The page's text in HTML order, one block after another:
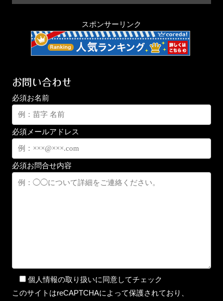
スポンサーリンク
お問い合わせ
必須お名前
必須 メールアドレス
必須お問合せ内容
個人情報の取り扱いに同意してチェック
このサイトはreCAPTCHAによって保護されており、